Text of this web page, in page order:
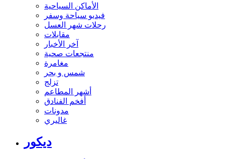
الأماكن السياحية
فيديو سياحة وسفر
رحلات شهر العسل
مقابلات
آخر الأخبار
منتجعات صحية
مغامرة
شمس و بحر
تزلج
أشهر المطاعم
أفخم الفنادق
مدونات
غاليري
ديكور